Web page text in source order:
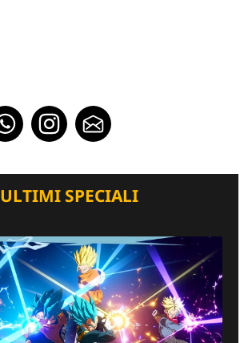
ULTIMI SPECIALI